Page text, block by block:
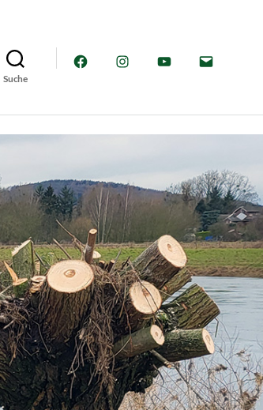
Suche
FacebookInstagramYouTube
E-